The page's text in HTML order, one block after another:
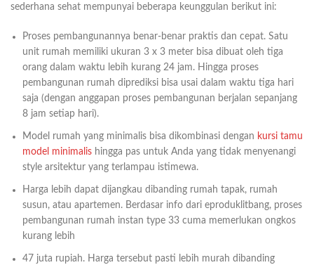
sederhana sehat mempunyai beberapa keunggulan berikut ini:
Proses pembangunannya benar-benar praktis dan cepat. Satu
unit rumah memiliki ukuran 3 x 3 meter bisa dibuat oleh tiga
orang dalam waktu lebih kurang 24 jam. Hingga proses
pembangunan rumah diprediksi bisa usai dalam waktu tiga hari
saja (dengan anggapan proses pembangunan berjalan sepanjang
8 jam setiap hari).
Model rumah yang minimalis bisa dikombinasi dengan kursi tamu
model minimalis hingga pas untuk Anda yang tidak menyenangi
style arsitektur yang terlampau istimewa.
Harga lebih dapat dijangkau dibanding rumah tapak, rumah
susun, atau apartemen. Berdasar info dari eproduklitbang, proses
pembangunan rumah instan type 33 cuma memerlukan ongkos
kurang lebih
47 juta rupiah. Harga tersebut pasti lebih murah dibanding